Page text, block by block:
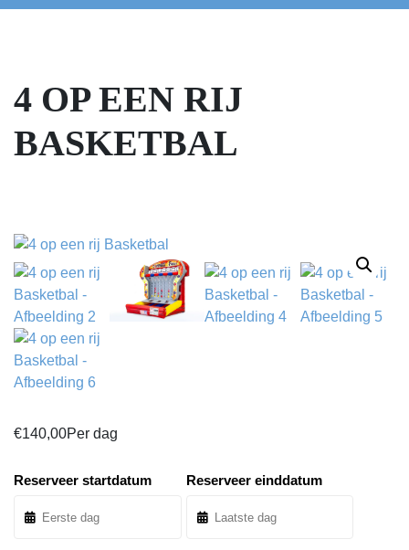
4 OP EEN RIJ
BASKETBAL
€140,00Per dag
Reserveer startdatum Reserveer einddatum